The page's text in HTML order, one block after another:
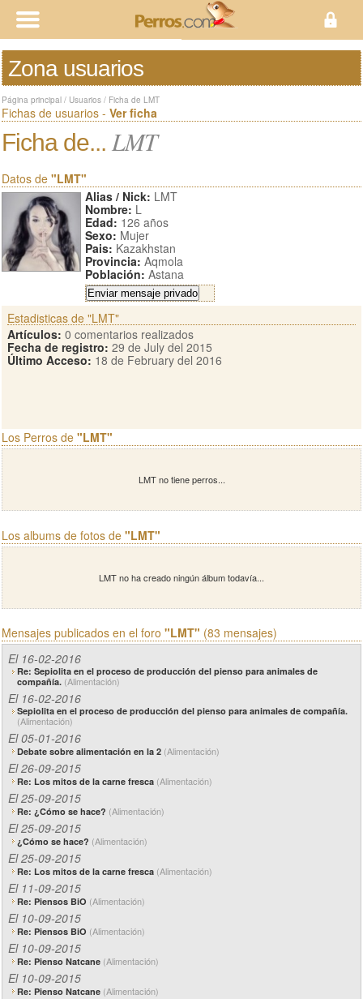
Zona usuarios
Página principal / Usuarios / Ficha de LMT
Fichas de usuarios - Ver ficha
Ficha de... LMT
Datos de "LMT"
Alias / Nick: LMT
Nombre: L
Edad: 126 años
Sexo: Mujer
Pais: Kazakhstan
Provincia: Aqmola
Población: Astana
Estadisticas de "LMT"
Artículos: 0 comentarios realizados
Fecha de registro: 29 de July del 2015
Último Acceso: 18 de February del 2016
Los Perros de "LMT"
LMT no tiene perros...
Los albums de fotos de "LMT"
LMT no ha creado ningún álbum todavía...
Mensajes publicados en el foro "LMT" (83 mensajes)
El 16-02-2016
Re: Sepiolita en el proceso de producción del pienso para animales de
compañía. (Alimentación)
El 16-02-2016
Sepiolita en el proceso de producción del pienso para animales de compañía.
(Alimentación)
El 05-01-2016
Debate sobre alimentación en la 2 (Alimentación)
El 26-09-2015
Re: Los mitos de la carne fresca (Alimentación)
El 25-09-2015
Re: ¿Cómo se hace? (Alimentación)
El 25-09-2015
¿Cómo se hace? (Alimentación)
El 25-09-2015
Re: Los mitos de la carne fresca (Alimentación)
El 11-09-2015
Re: Piensos BiO (Alimentación)
El 10-09-2015
Re: Piensos BiO (Alimentación)
El 10-09-2015
Re: Pienso Natcane (Alimentación)
El 10-09-2015
Re: Pienso Natcane (Alimentación)